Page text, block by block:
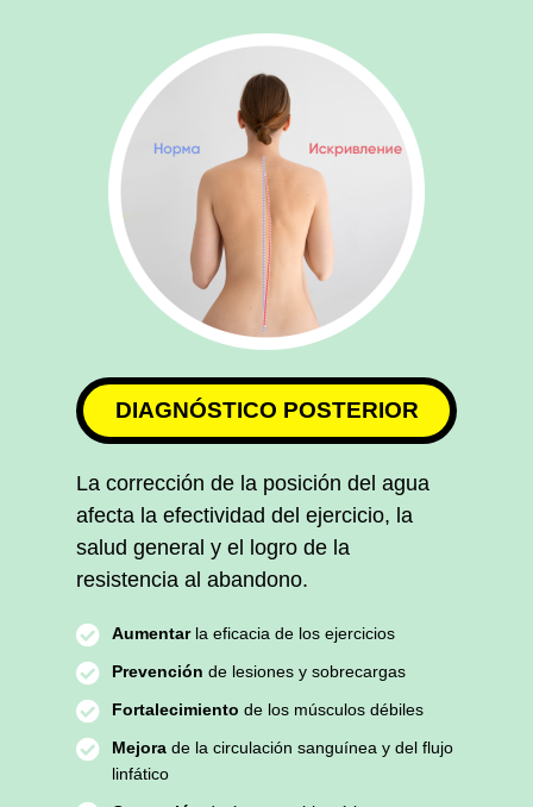
DIAGNÓSTICO POSTERIOR
La corrección de la posición del agua
afecta la efectividad del ejercicio, la
salud general y el logro de la
resistencia al abandono.
Aumentarla eficacia de los ejercicios
Prevención de lesiones y sobrecargas
Fortalecimiento de los músculos débiles
Mejora de la circulación sanguínea y del flujo
linfático